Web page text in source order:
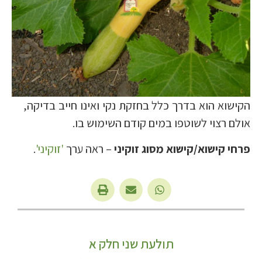
הקישוא הוא בדרך כלל בחזקת נקי ואינו חייב בדיקה,
אולם רצוי לשוטפו במים קודם השימוש בו.
פרחי קישוא/קישוא מסוג זוקיני– ראה ערך 'זוקיני'.
תולעת שני חלק א